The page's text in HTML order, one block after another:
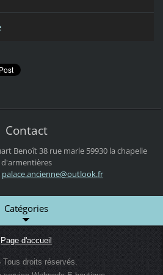
Contact
Benoît38 rue marle59930 la chapelle
d'armentières
palace.ancienne@outlook.fr
Catégories
Page d'accueil
droits réservés.